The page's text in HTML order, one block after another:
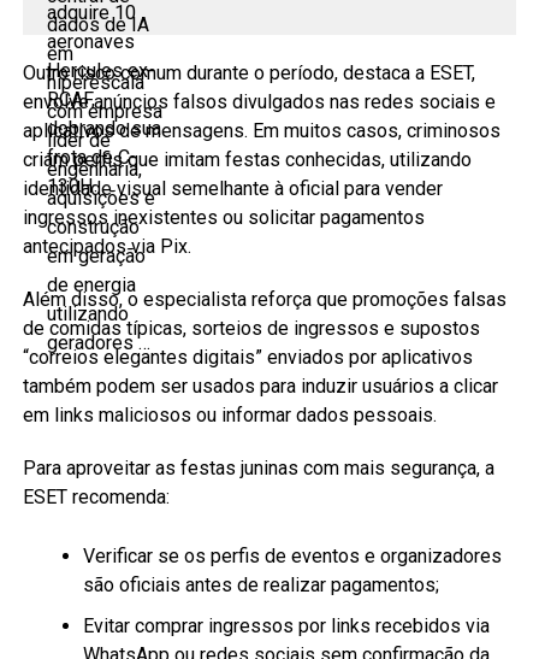
Outro risco comum durante o período, destaca a ESET,
envolve anúncios falsos divulgados nas redes sociais e
aplicativos de mensagens. Em muitos casos, criminosos
criam perfis que imitam festas conhecidas, utilizando
identidade visual semelhante à oficial para vender
ingressos inexistentes ou solicitar pagamentos
antecipados via Pix.
Além disso, o especialista reforça que promoções falsas
de comidas típicas, sorteios de ingressos e supostos
“correios elegantes digitais” enviados por aplicativos
também podem ser usados para induzir usuários a clicar
em links maliciosos ou informar dados pessoais.
Para aproveitar as festas juninas com mais segurança, a
ESET recomenda:
Verificar se os perfis de eventos e organizadores
são oficiais antes de realizar pagamentos;
Evitar comprar ingressos por links recebidos via
WhatsApp ou redes sociais sem confirmação da